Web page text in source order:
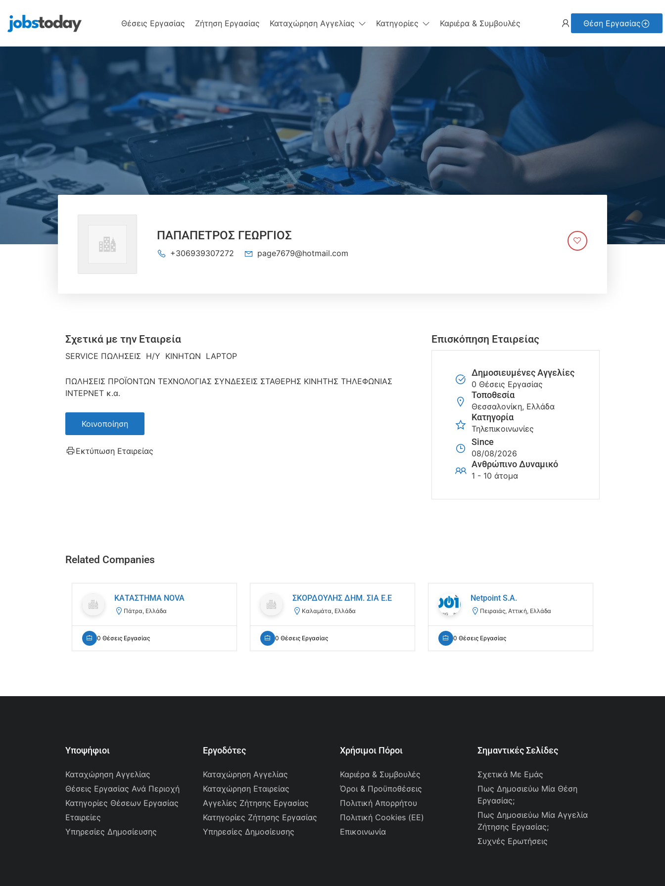
Θέσεις Εργασίας Ζήτηση Εργασίας Καταχώρηση Αγγελίας Κατηγορίες Καριέρα & Συμβουλές Θέση Εργασίας
ΠΑΠΑΠΕΤΡΟΣ ΓΕΩΡΓΙΟΣ
+306939307272 page7679@hotmail.com
Σχετικά με την Εταιρεία
SERVICE ΠΩΛΗΣΕΙΣ Η/Υ ΚΙΝΗΤΩΝ LAPTOP
ΠΩΛΗΣΕΙΣ ΠΡΟΪΟΝΤΩΝ ΤΕΧΝΟΛΟΓΙΑΣ ΣΥΝΔΕΣΕΙΣ ΣΤΑΘΕΡΗΣ ΚΙΝΗΤΗΣ ΤΗΛΕΦΩΝΙΑΣ
ΙΝΤΕΡΝΕΤ κ.α.
Κοινοποίηση
Εκτύπωση Εταιρείας
Επισκόπηση Εταιρείας
Δημοσιευμένες Αγγελίες
0 Θέσεις Εργασίας
Τοποθεσία
Θεσσαλονίκη, Ελλάδα
Κατηγορία
Τηλεπικοινωνίες
Since
08/08/2026
Ανθρώπινο Δυναμικό
1 - 10 άτομα
Related Companies
ΚΑΤΑΣΤΗΜΑ NOVA
Πάτρα, Ελλάδα
0 Θέσεις Εργασίας
ΣΚΟΡΔΟΥΛΗΣ ΔΗΜ. ΣΙΑ Ε.Ε
Καλαμάτα, Ελλάδα
0 Θέσεις Εργασίας
Netpoint S.A.
Πειραιάς, Αττική, Ελλάδα
0 Θέσεις Εργασίας
Υποψήφιοι
Καταχώρηση Αγγελίας
Θέσεις Εργασίας Ανά Περιοχή
Κατηγορίες Θέσεων Εργασίας
Εταιρείες
Υπηρεσίες Δημοσίευσης
Εργοδότες
Καταχώρηση Αγγελίας
Καταχώρηση Εταιρείας
Αγγελίες Ζήτησης Εργασίας
Κατηγορίες Ζήτησης Εργασίας
Υπηρεσίες Δημοσίευσης
Χρήσιμοι Πόροι
Καριέρα & Συμβουλές
Όροι & Προϋποθέσεις
Πολιτική Απορρήτου
Πολιτική Cookies (ΕΕ)
Επικοινωνία
Σημαντικές Σελίδες
Σχετικά Με Εμάς
Πως Δημοσιεύω Μία Θέση
Εργασίας;
Πως Δημοσιεύω Μία Αγγελία
Ζήτησης Εργασίας;
Συχνές Ερωτήσεις